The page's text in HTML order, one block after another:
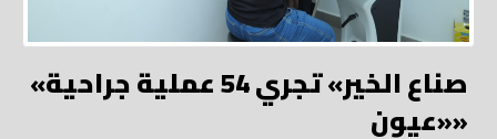
«صناع الخير» تجري 54 عملية جراحية
«عيون»